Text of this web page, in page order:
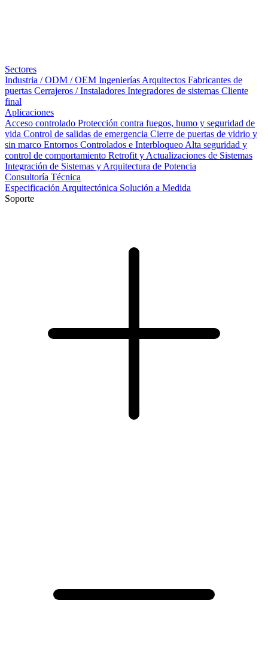
Sectores
Industria / ODM / OEM Ingenierías Arquitectos Fabricantes de
puertas Cerrajeros / Instaladores Integradores de sistemas Cliente
final
Aplicaciones
Acceso controlado Protección contra fuegos, humo y seguridad de
vida Control de salidas de emergencia Cierre de puertas de vidrio y
sin marco Entornos Controlados e Interbloqueo Alta seguridad y
control de comportamiento Retrofit y Actualizaciones de Sistemas
Integración de Sistemas y Arquitectura de Potencia
Consultoría Técnica
Especificación Arquitectónica Solución a Medida
Soporte